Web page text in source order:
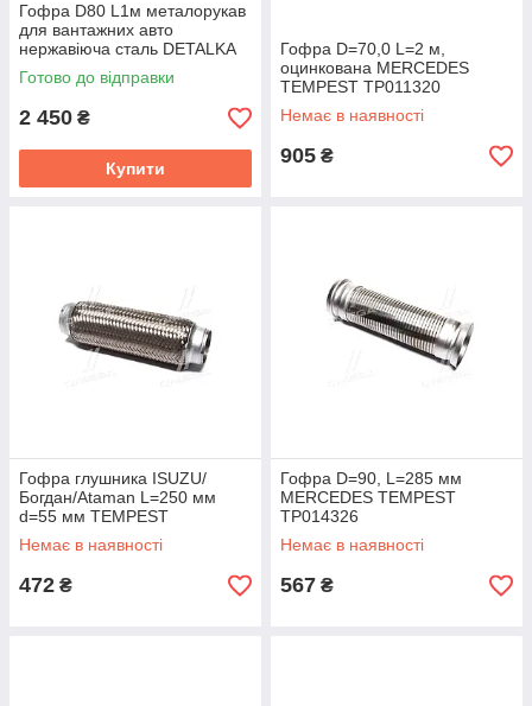
Гофра D80 L1м металорукав
для вантажних авто
нержавіюча сталь DETALKA
РМВ 80×1000
Готово до відправки
2 450 ₴
Купити
Гофра D=70,0 L=2 м,
оцинкована MERCEDES
TEMPEST TP011320
Немає в наявності
905 ₴
Гофра глушника ISUZU/
Богдан/Ataman L=250 мм
d=55 мм TEMPEST
TP8971759554-250
Немає в наявності
472 ₴
Гофра D=90, L=285 мм
MERCEDES TEMPEST
TP014326
Немає в наявності
567 ₴